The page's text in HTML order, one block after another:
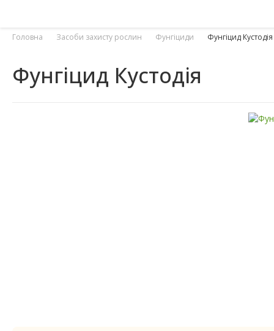
Головна Засоби захисту рослин Фунгіциди Фунгіцид Кустодія
Фунгіцид Кустодія